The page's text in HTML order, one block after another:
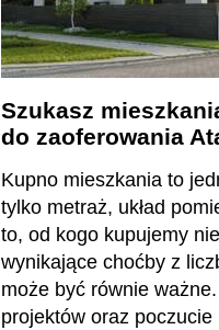
Szukasz
do zaoferowania
Kupno mieszkania to
tylko metraż, układ
to, od kogo kupujemy
wynikające choćby z
może być równie
projektów oraz